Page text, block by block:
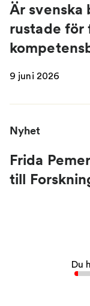
Är svenska
rustade för
9 juni 2026
Nyhet
Frida
till
Du